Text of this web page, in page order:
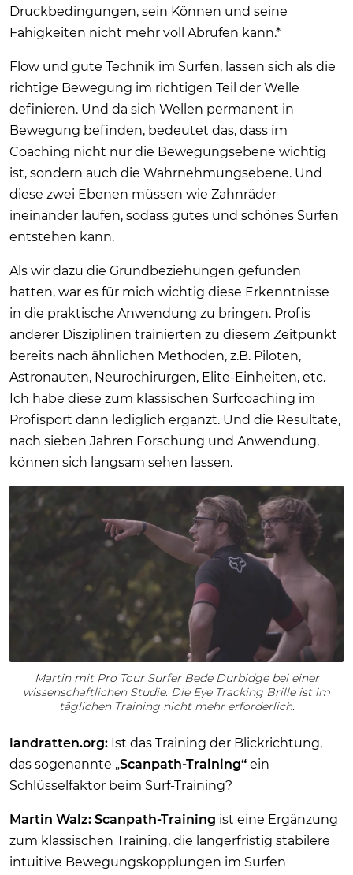
Druckbedingungen, sein Können und seine
Fähigkeiten nicht mehr voll Abrufen kann.*
Flow und gute Technik im Surfen, lassen sich als die
richtige Bewegung im richtigen Teil der Welle
definieren. Und da sich Wellen permanent in
Bewegung befinden, bedeutet das, dass im
Coaching nicht nur die Bewegungsebene wichtig
ist, sondern auch die Wahrnehmungsebene. Und
diese zwei Ebenen müssen wie Zahnräder
ineinander laufen, sodass gutes und schönes Surfen
entstehen kann.
Als wir dazu die Grundbeziehungen gefunden
hatten, war es für mich wichtig diese Erkenntnisse
in die praktische Anwendung zu bringen. Profis
anderer Disziplinen trainierten zu diesem Zeitpunkt
bereits nach ähnlichen Methoden, z.B. Piloten,
Astronauten, Neurochirurgen, Elite-Einheiten, etc.
Ich habe diese zum klassischen Surfcoaching im
Profisport dann lediglich ergänzt. Und die Resultate,
nach sieben Jahren Forschung und Anwendung,
können sich langsam sehen lassen.
Martin mit Pro Tour Surfer Bede Durbidge bei einer
wissenschaftlichen Studie. Die Eye Tracking Brille ist im
täglichen Training nicht mehr erforderlich.
landratten.org: Ist das Training der Blickrichtung,
das sogenannte „Scanpath-Training“ ein
Schlüsselfaktor beim Surf-Training?
Martin Walz: Scanpath-Training ist eine Ergänzung
zum klassischen Training, die längerfristig stabilere
intuitive Bewegungskopplungen im Surfen